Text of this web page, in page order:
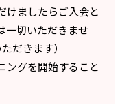
けましたらご入会と
一切いただきませ
だきます）
ングを開始すること